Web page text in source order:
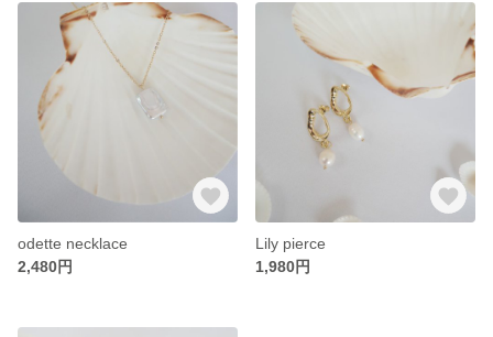
odette necklace
2,480円
Lily pierce
1,980円